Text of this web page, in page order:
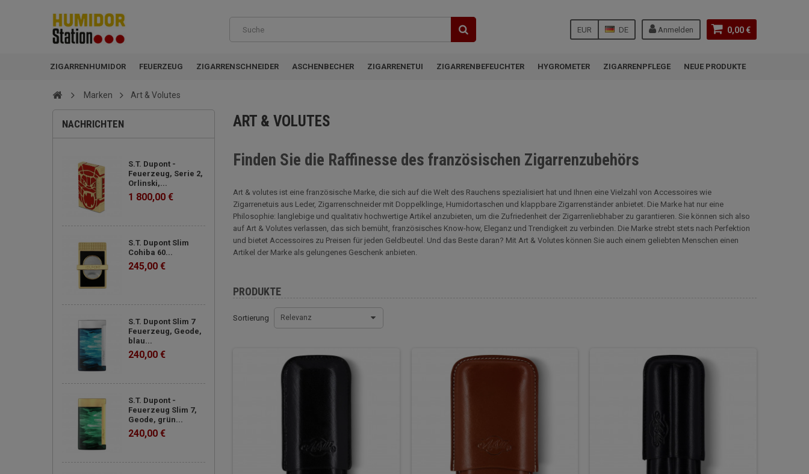
0,00 €
Anmelden
DE
EUR
ZIGARRENHUMIDOR FEUERZEUG ZIGARRENSCHNEIDER ASCHENBECHER ZIGARRENETUI ZIGARRENBEFEUCHTER HYGROMETER ZIGARRENPFLEGE NEUE PRODUKTE
Marken Art & Volutes
NACHRICHTEN
S.T. Dupont -
Feuerzeug, Serie 2,
Orlinski,...
1 800,00 €
S.T. Dupont Slim
Cohiba 60...
245,00 €
S.T. Dupont Slim 7
Feuerzeug, Geode,
blau...
240,00 €
S.T. Dupont -
Feuerzeug Slim 7,
Geode, grün...
240,00 €
ART & VOLUTES
Finden Sie die Raffinesse des französischen Zigarrenzubehörs
Art & volutes ist eine französische Marke, die sich auf die Welt des Rauchens spezialisiert hat und Ihnen eine Vielzahl von Accessoires wie
Zigarrenetuis aus Leder, Zigarrenschneider mit Doppelklinge, Humidortaschen und klappbare Zigarrenständer anbietet. Die Marke hat nur eine
Philosophie: langlebige und qualitativ hochwertige Artikel anzubieten, um die Zufriedenheit der Zigarrenliebhaber zu garantieren. Sie können sich also
auf Art & Volutes verlassen, das sich bemüht, französisches Know-how, Eleganz und Trendigkeit zu verbinden. Die Marke strebt stets nach Perfektion
und bietet Accessoires zu Preisen für jeden Geldbeutel. Und das Beste daran? Mit Art & Volutes können Sie auch einem geliebten Menschen einen
Artikel der Marke als gelungenes Geschenk anbieten.
PRODUKTE
Sortierung Relevanz